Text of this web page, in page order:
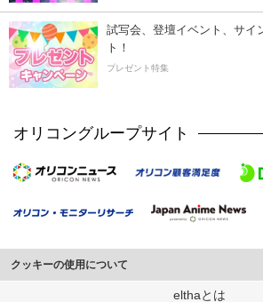
試写会、登壇イベント、サイ
ト！
プレゼント特集
オリコングループサイト
クッキーの使用について
このサイトでは Cookie を使用して、ユーザーに合
elthaとは